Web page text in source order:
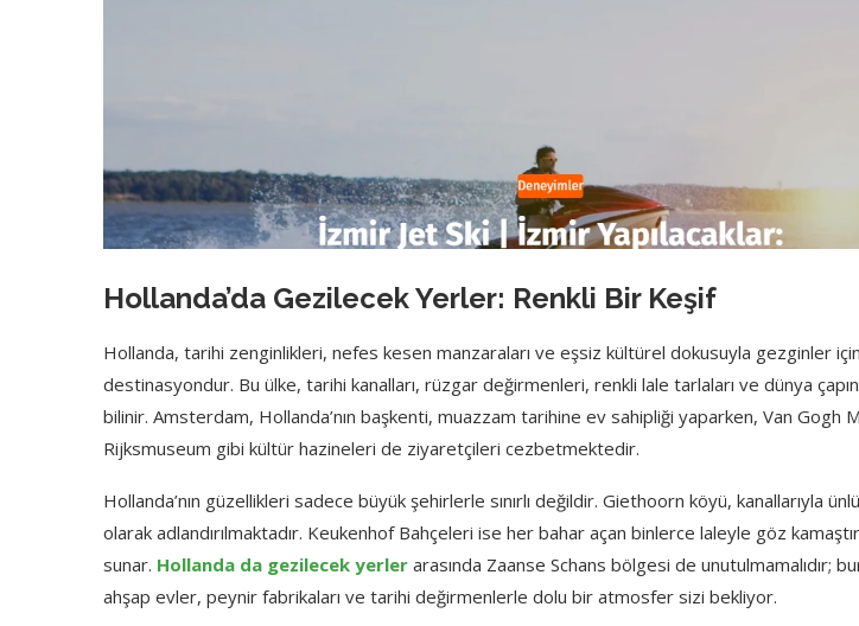
Hollanda’da Gezilecek Yerler: Renkli Bir Keşif
Hollanda, tarihi zenginlikleri, nefes kesen manzaraları ve eşsiz kültürel dokusuyla gezginler
destinasyondur. Bu ülke, tarihi kanalları, rüzgar değirmenleri, renkli lale tarlaları ve dünya
bilinir. Amsterdam, Hollanda’nın başkenti, muazzam tarihine ev sahipliği yaparken, Van Gogh
Rijksmuseum gibi kültür hazineleri de ziyaretçileri cezbetmektedir.
Hollanda’nın güzellikleri sadece büyük şehirlerle sınırlı değildir. Giethoorn köyü, kanallarıyla
olarak adlandırılmaktadır. Keukenhof Bahçeleri ise her bahar açan binlerce laleyle göz
sunar. Hollanda da gezilecek yerler arasında Zaanse Schans bölgesi de unutulmamalıdır;
ahşap evler, peynir fabrikaları ve tarihi değirmenlerle dolu bir atmosfer sizi bekliyor.